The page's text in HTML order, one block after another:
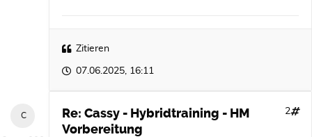
Zitieren
07.06.2025, 16:11
Re: Cassy - Hybridtraining - HM
Vorbereitung
2